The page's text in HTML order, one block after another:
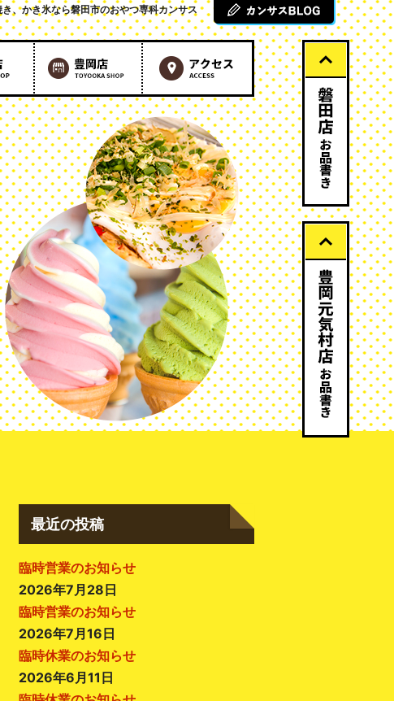
、かき氷なら磐田市のおやつ専科カンサス
最近の投稿
臨時営業のお知らせ
2026年7月28日
臨時営業のお知らせ
2026年7月16日
臨時休業のお知らせ
2026年6月11日